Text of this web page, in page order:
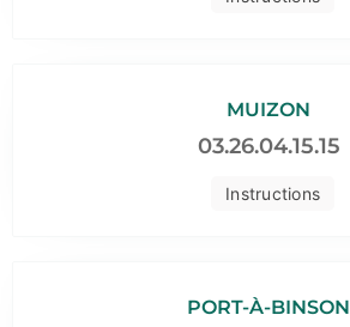
Instructions
MUIZON
03.26.04.15.15
PORT-À-BINSON